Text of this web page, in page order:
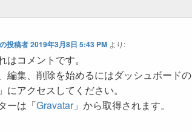
投稿者2019年3月8日 5:43 PM より:
はコメントです。
編集、削除を始めるにはダッシュボードの
にアクセスしてください。
ーは「Gravatar」から取得されます。